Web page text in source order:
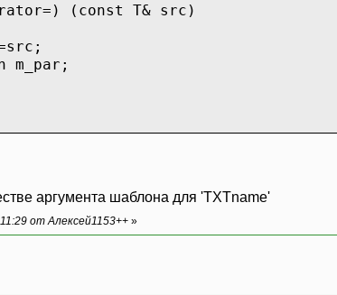
(const T& src)
m_par;
аргумента шаблона для 'TXTname'
от Алексей1153++ »